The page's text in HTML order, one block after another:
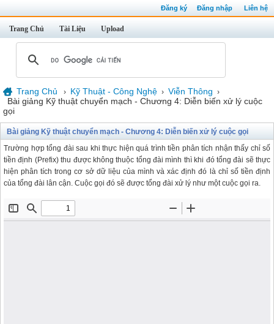
Đăng ký Đăng nhập Liên hệ
Trang Chủ Tài Liệu Upload
Trang Chủ › Kỹ Thuật - Công Nghệ › Viễn Thông ›
Bài giảng Kỹ thuật chuyển mạch - Chương 4: Diễn biến xử lý cuộc
gọi
Bài giảng Kỹ thuật chuyển mạch - Chương 4: Diễn biến xử lý cuộc gọi
Trường hợp tổng đài sau khi thực hiện quá trình tiền phân tích nhận thấy chỉ số
tiền định (Prefix) thu được không thuộc tổng đài mình thì khi đó tổng đài sẽ thực
hiện phân tích trong cơ sở dữ liệu của mình và xác định đó là chỉ số tiền định
của tổng đài lân cận. Cuộc gọi đó sẽ được tổng đài xử lý như một cuộc gọi ra.